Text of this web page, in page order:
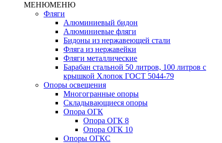
МЕНЮМЕНЮ
Фляги
Алюминиевый бидон
Алюминиевые фляги
Бидоны из нержавеющей стали
Фляга из нержавейки
Фляги металлические
Барабан стальной 50 литров, 100 литров с
крышкой Хлопок ГОСТ 5044-79
Опоры освещения
Многогранные опоры
Складывающиеся опоры
Опора ОГК
Опора ОГК 8
Опора ОГК 10
Опоры ОГКС